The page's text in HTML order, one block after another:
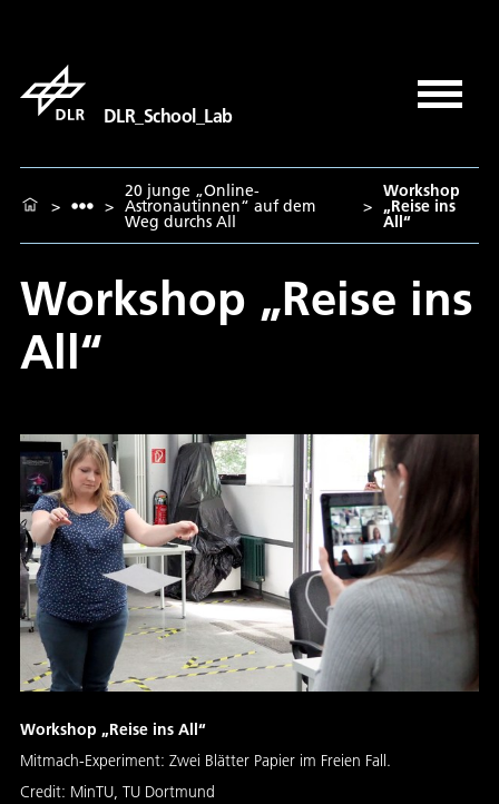
DLR_School_Lab
> >
20 junge „Online-
Astronautinnen“ auf dem
Weg durchs All
>
Workshop
„Reise ins
All“
Workshop „Reise ins
All“
Workshop „Reise ins All“
Mitmach-Experiment: Zwei Blätter Papier im Freien Fall.
Credit: MinTU, TU Dortmund